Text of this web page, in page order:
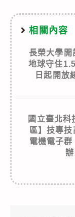
相關內容
長榮大學
地球守住
日起開放
國立臺北科
區】技專技
電機電子